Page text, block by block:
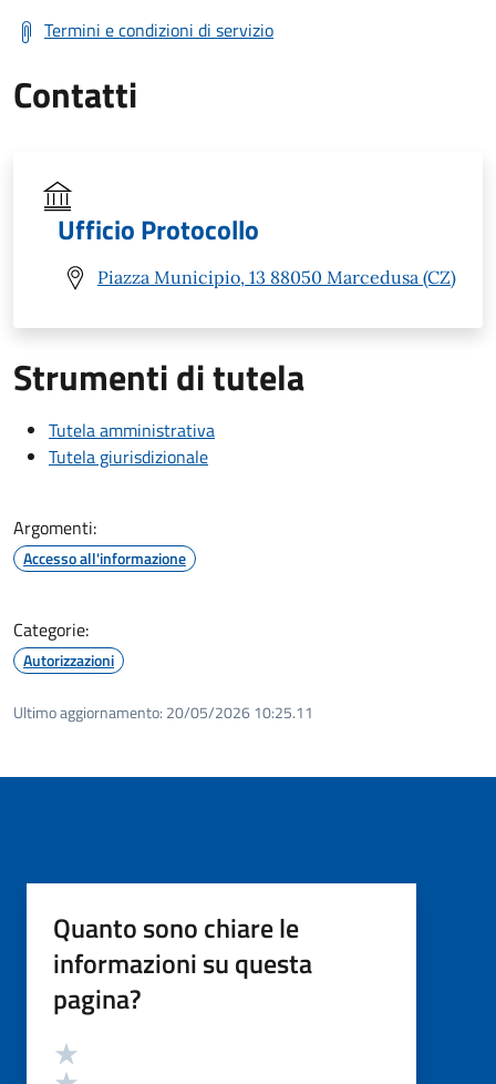
Termini e condizioni di servizio
Contatti
Ufficio Protocollo
Piazza Municipio, 13 88050 Marcedusa (CZ)
Strumenti di tutela
Tutela amministrativa
Tutela giurisdizionale
Argomenti:
Accesso all'informazione
Categorie:
Autorizzazioni
Ultimo aggiornamento: 20/05/2026 10:25.11
Quanto sono chiare le
informazioni su questa
pagina?
Valutazione